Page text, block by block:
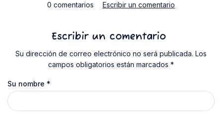
0 comentarios Escribir un comentario
Escribir un comentario
Su dirección de correo electrónico no será publicada. Los
campos obligatorios están marcados *
Su nombre *